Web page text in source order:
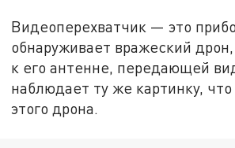
Видеоперехватчик — это
обнаруживает вражеский
к его антенне, передающей
наблюдает ту же картинку,
этого дрона.